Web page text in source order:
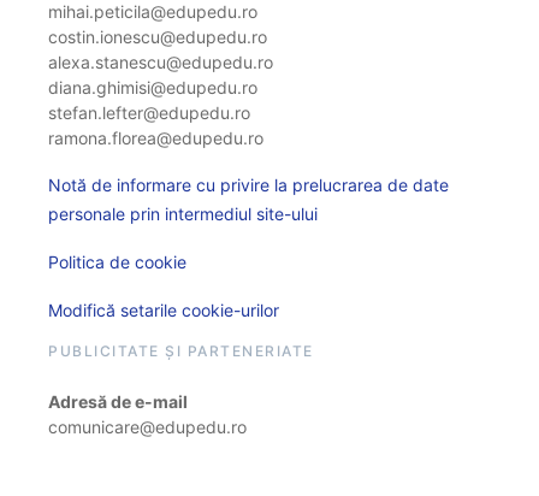
mihai.peticila@edupedu.ro
costin.ionescu@edupedu.ro
alexa.stanescu@edupedu.ro
diana.ghimisi@edupedu.ro
stefan.lefter@edupedu.ro
ramona.florea@edupedu.ro
Notă de informare cu privire la prelucrarea de date
personale prin intermediul site-ului
Politica de cookie
Modifică setarile cookie-urilor
PUBLICITATE ȘI PARTENERIATE
Adresă de e-mail
comunicare@edupedu.ro